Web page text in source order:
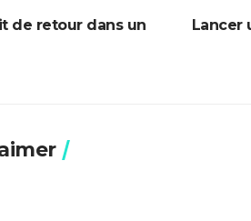
de retour dans un
Lancer